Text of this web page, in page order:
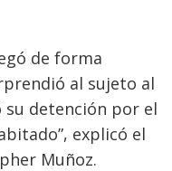
de forma
al sujeto al
detención por el
explicó el
Muñoz.